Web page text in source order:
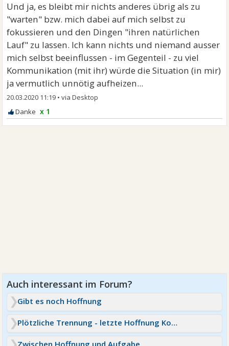
Und ja, es bleibt mir nichts anderes übrig als zu
"warten" bzw. mich dabei auf mich selbst zu
fokussieren und den Dingen "ihren natürlichen
Lauf" zu lassen. Ich kann nichts und niemand ausser
mich selbst beeinflussen - im Gegenteil - zu viel
Kommunikation (mit ihr) würde die Situation (in mir)
ja vermutlich unnötig aufheizen...
20.03.2020 11:19 •
x 1
Gibt es noch Hoffnung
Plötzliche Trennung - letzte Hoffnung Kontaktsperre?